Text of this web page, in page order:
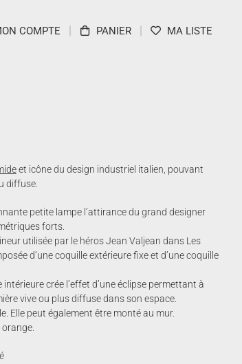
COMPTE PANIER MA LISTE
et icône du design industriel italien, pouvant
diffuse.
petite lampe l’attirance du grand designer
forts.
utilisée par le héros Jean Valjean dans Les
d’une coquille extérieure fixe et d’une coquille
crée l’effet d’une éclipse permettant à
vive ou plus diffuse dans son espace.
Elle peut également être monté au mur.